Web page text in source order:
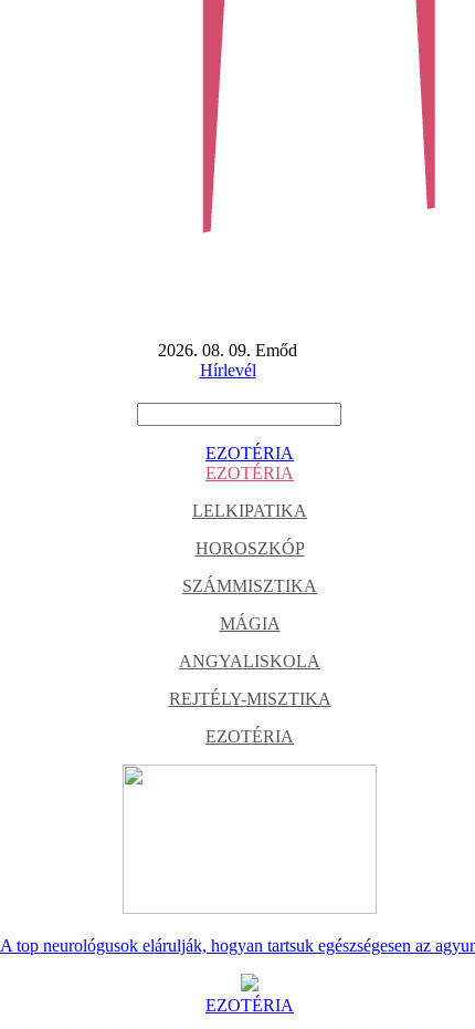
2026. 08. 09. Emőd
Hírlevél
EZOTÉRIA
EZOTÉRIA
LELKIPATIKA
HOROSZKÓP
SZÁMMISZTIKA
MÁGIA
ANGYALISKOLA
REJTÉLY-MISZTIKA
EZOTÉRIA
A top neurológusok elárulják, hogyan tartsuk egészségesen az
EZOTÉRIA